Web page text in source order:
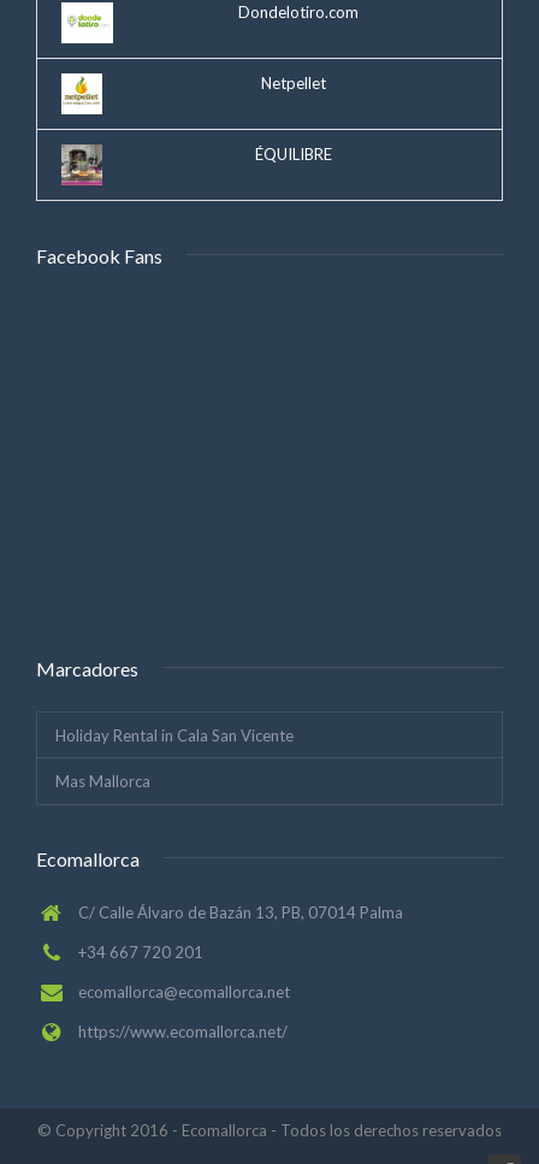
Dondelotiro.com
Netpellet
ÉQUILIBRE
Facebook Fans
Marcadores
Holiday Rental in Cala San Vicente
Mas Mallorca
Ecomallorca
C/ Calle Álvaro de Bazán 13, PB, 07014 Palma
+34 667 720 201
ecomallorca@ecomallorca.net
https://www.ecomallorca.net/
© Copyright 2016 - Ecomallorca - Todos los derechos reservados